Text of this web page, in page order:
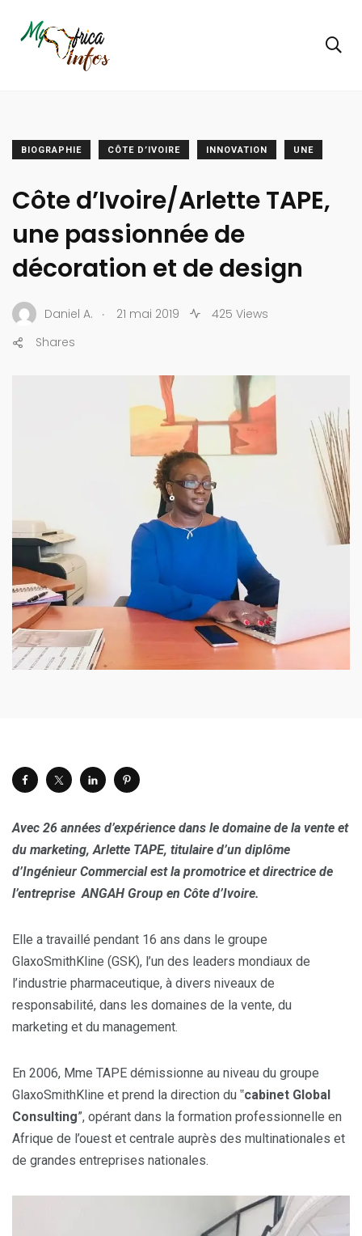
BIOGRAPHIE CÔTE D’IVOIRE INNOVATION UNE
Côte d’Ivoire/Arlette TAPE,
une passionnée de
décoration et de design
Daniel A. . 21 mai 2019
425 Views
Shares
Avec 26 années d’expérience dans le domaine de la vente et
du marketing, Arlette TAPE, titulaire d’un diplôme
d’Ingénieur Commercial est la promotrice et directrice de
l’entreprise ANGAH Group en Côte d’Ivoire.
Elle a travaillé pendant 16 ans dans le groupe
GlaxoSmithKline (GSK), l’un des leaders mondiaux de
l’industrie pharmaceutique, à divers niveaux de
responsabilité, dans les domaines de la vente, du
marketing et du management.
En 2006, Mme TAPE démissionne au niveau du groupe
GlaxoSmithKline et prend la direction du ‟cabinet Global
Consulting”, opérant dans la formation professionnelle en
Afrique de l’ouest et centrale auprès des multinationales et
de grandes entreprises nationales.